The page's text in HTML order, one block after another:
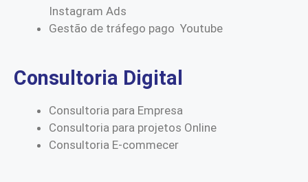
Instagram Ads
Gestão de tráfego pago Youtube
Consultoria Digital
Consultoria para Empresa
Consultoria para projetos Online
Consultoria E-commecer